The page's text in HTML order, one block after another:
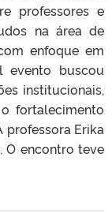
professores e
na área de
enfoque em
evento buscou
institucionais,
fortalecimento
professora Erika
O encontro teve